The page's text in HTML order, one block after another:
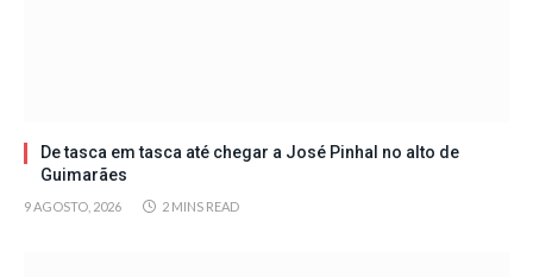
De tasca em tasca até chegar a José Pinhal no alto de
Guimarães
9 AGOSTO, 2026 2 MINS READ